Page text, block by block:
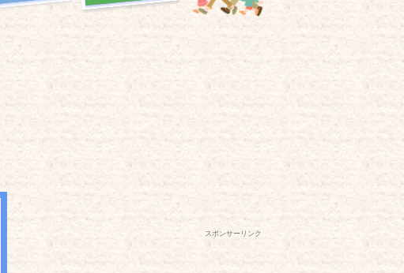
スポンサーリンク